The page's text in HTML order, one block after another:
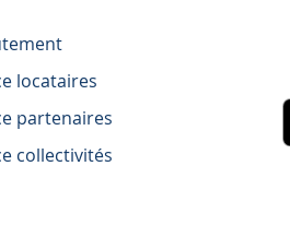
locataires
partenaires
collectivités